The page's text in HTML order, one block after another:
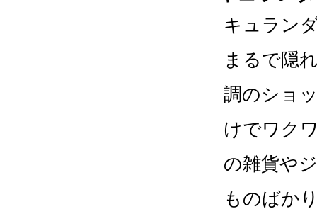
キュラン
まるで隠
調のショ
けでワク
の雑貨や
ものばか